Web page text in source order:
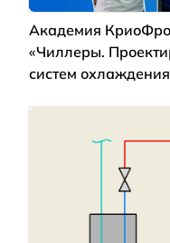
Академия
«Чиллеры.
систем